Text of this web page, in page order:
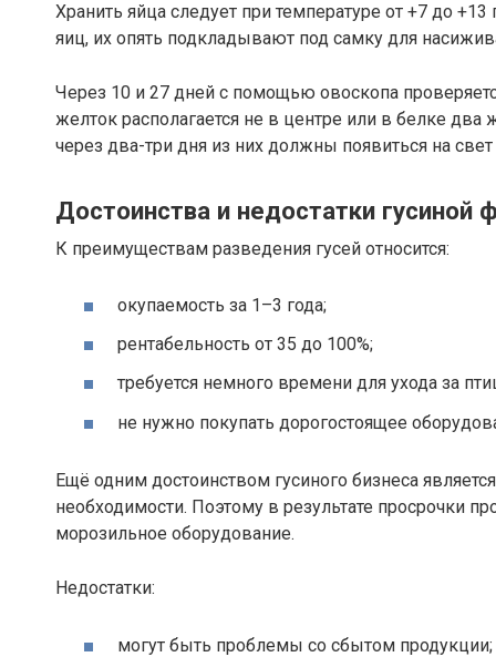
Хранить яйца следует при температуре от +7 до
яиц, их опять подкладывают под самку для
Через 10 и 27 дней с помощью овоскопа
желток располагается не в центре или в белке
через два-три дня из них должны появиться на свет
Достоинства и недостатки гусиной
К преимуществам разведения гусей относится:
окупаемость за 1–3 года;
рентабельность от 35 до 100%;
требуется немного времени для ухода за
не нужно покупать дорогостоящее
Ещё одним достоинством гусиного бизнеса
необходимости. Поэтому в результате просрочки
морозильное оборудование.
Недостатки:
могут быть проблемы со сбытом продукции;